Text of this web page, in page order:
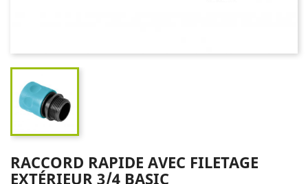
RACCORD RAPIDE AVEC FILETAGE
EXTÉRIEUR 3/4 BASIC